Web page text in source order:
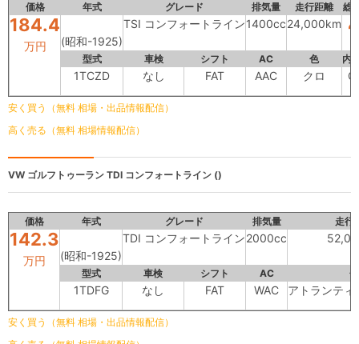
価格 年式 グレード 排気量 走行距離 総
184.4
万円 (昭和-1925)
TSI コンフォートライン1400cc24,000km
型式 車検 シフト AC 色 内
1TCZD なし FAT AAC クロ C
安く買う（無料 相場・出品情報配信）
高く売る（無料 相場情報配信）
VW ゴルフトゥーラン TDI コンフォートライン ()
価格 年式 グレード 排気量 走行
142.3
万円 (昭和-1925)
TDI コンフォートライン2000cc
型式 車検 シフト AC 色
1TDFG なし FAT WAC アトランテ
安く買う（無料 相場・出品情報配信）